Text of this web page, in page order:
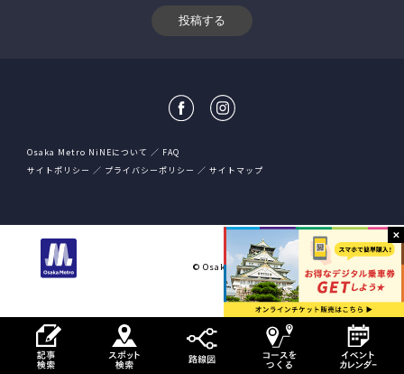
Osaka Metro NiNEについて
FAQ
サイトポリシー
プライバシーポリシー サイトマップ
大阪市高速電気軌道株式会社
© Osaka Metro Co.,Ltd All rights reserved.